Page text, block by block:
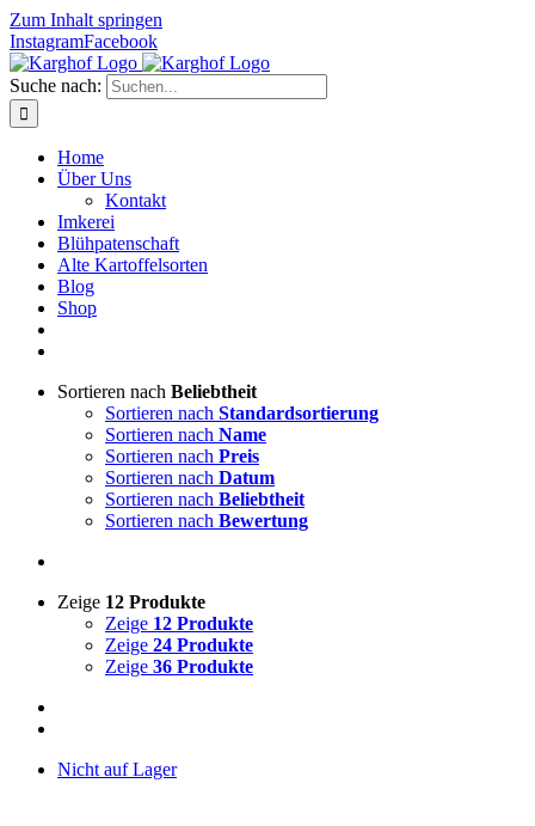
Zum Inhalt springen
InstagramFacebook
Suche nach:
Home
Über Uns
Kontakt
Imkerei
Blühpatenschaft
Alte Kartoffelsorten
Blog
Shop
Sortieren nach Beliebtheit
Sortieren nach Standardsortierung
Sortieren nach Name
Sortieren nach Preis
Sortieren nach Datum
Sortieren nach Beliebtheit
Sortieren nach Bewertung
Zeige 12 Produkte
Zeige 12 Produkte
Zeige 24 Produkte
Zeige 36 Produkte
Nicht auf Lager